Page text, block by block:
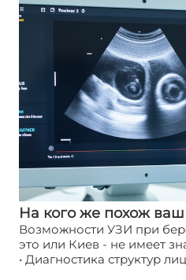
На кого же похож
Возможности УЗИ при
это или Киев - не имеет
• Диагностика структур